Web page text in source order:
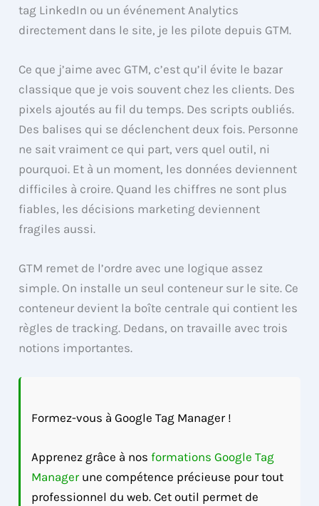
tag LinkedIn ou un événement Analytics
directement dans le site, je les pilote depuis GTM.
Ce que j’aime avec GTM, c’est qu’il évite le bazar
classique que je vois souvent chez les clients. Des
pixels ajoutés au fil du temps. Des scripts oubliés.
Des balises qui se déclenchent deux fois. Personne
ne sait vraiment ce qui part, vers quel outil, ni
pourquoi. Et à un moment, les données deviennent
difficiles à croire. Quand les chiffres ne sont plus
fiables, les décisions marketing deviennent
fragiles aussi.
GTM remet de l’ordre avec une logique assez
simple. On installe un seul conteneur sur le site. Ce
conteneur devient la boîte centrale qui contient les
règles de tracking. Dedans, on travaille avec trois
notions importantes.
Formez-vous à Google Tag Manager !
Apprenez grâce à nosformations Google Tag
Managerune compétence précieuse pour tout
professionnel du web. Cet outil permet de